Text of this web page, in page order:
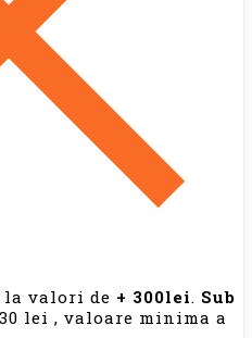
valori de + 300lei. Sub
lei , valoare minima a